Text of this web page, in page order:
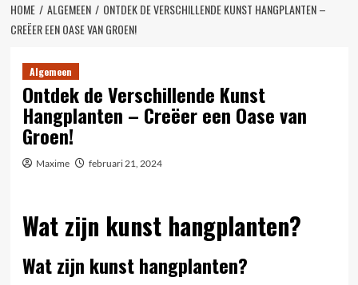
HOME ALGEMEEN
ONTDEK DE VERSCHILLENDE KUNST HANGPLANTEN –
CREËER EEN OASE VAN GROEN!
Algemeen
Ontdek de Verschillende Kunst
Hangplanten – Creëer een Oase van
Groen!
Maxime februari 21, 2024
Wat zijn kunst hangplanten?
Wat zijn kunst hangplanten?